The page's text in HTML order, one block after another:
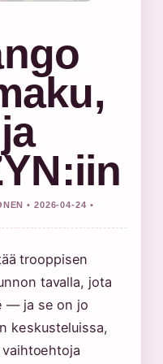
• 2026-04-24 •
trooppisen
tavalla, jota
— ja se on jo
keskusteluissa,